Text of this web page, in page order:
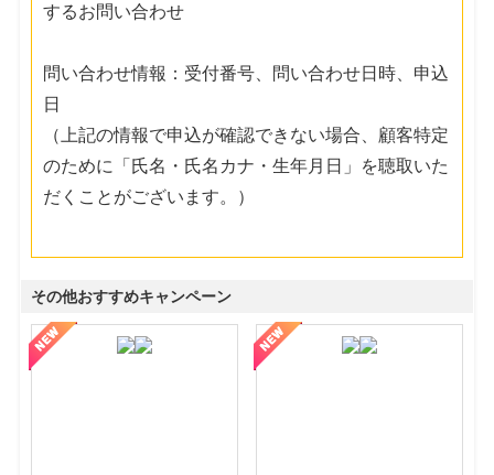
するお問い合わせ
問い合わせ情報：受付番号、問い合わせ日時、申込
日
（上記の情報で申込が確認できない場合、顧客特定
のために「氏名・氏名カナ・生年月日」を聴取いた
だくことがございます。）
その他おすすめキャンペーン